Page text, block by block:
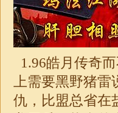
1.96皓月传奇
上需要黑野猪
仇，比盟总省在